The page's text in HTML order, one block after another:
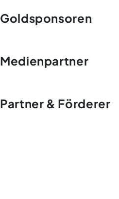
Goldsponsoren
Medienpartner
Partner & Förderer